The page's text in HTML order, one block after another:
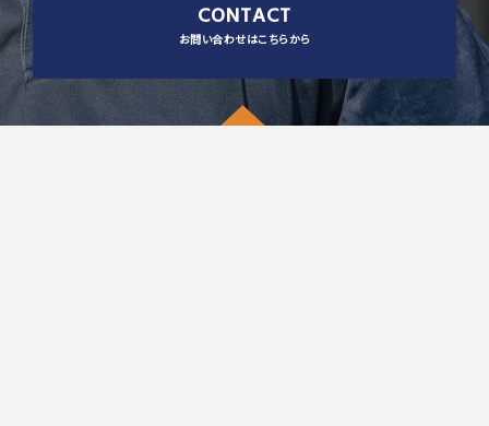
CONTACT
お問い合わせはこちらから